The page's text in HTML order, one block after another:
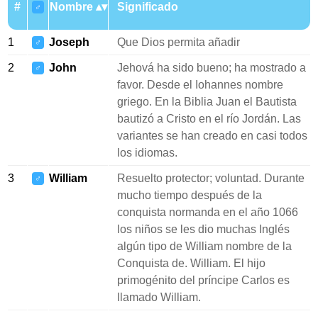
# ♂ Nombre Significado
1 ♂ Joseph Que Dios permita añadir
2 ♂ John
Jehová ha sido bueno; ha mostrado a
favor. Desde el Iohannes nombre
griego. En la Biblia Juan el Bautista
bautizó a Cristo en el río Jordán. Las
variantes se han creado en casi todos
los idiomas.
3 ♂ William
Resuelto protector; voluntad. Durante
mucho tiempo después de la
conquista normanda en el año 1066
los niños se les dio muchas Inglés
algún tipo de William nombre de la
Conquista de. William. El hijo
primogénito del príncipe Carlos es
llamado William.